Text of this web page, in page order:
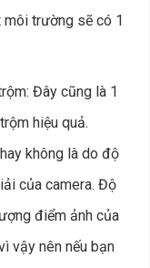
trường sẽ có 1
Đây cũng là 1
hiệu quả.
không là do độ
của camera. Độ
điểm ảnh của
vậy nên nếu bạn